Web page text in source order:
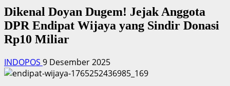
Dikenal Doyan Dugem! Jejak Anggota
DPR Endipat Wijaya yang Sindir Donasi
Rp10 Miliar
INDOPOS 9 Desember 2025